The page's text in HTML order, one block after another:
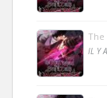
The
IL Y